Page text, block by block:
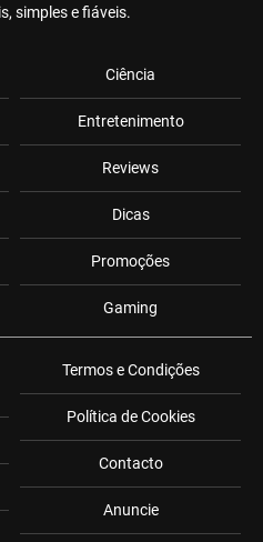
simples e fiáveis.
Ciência
Entretenimento
Reviews
Dicas
Promoções
Gaming
Termos e Condições
Política de Cookies
Contacto
Anuncie